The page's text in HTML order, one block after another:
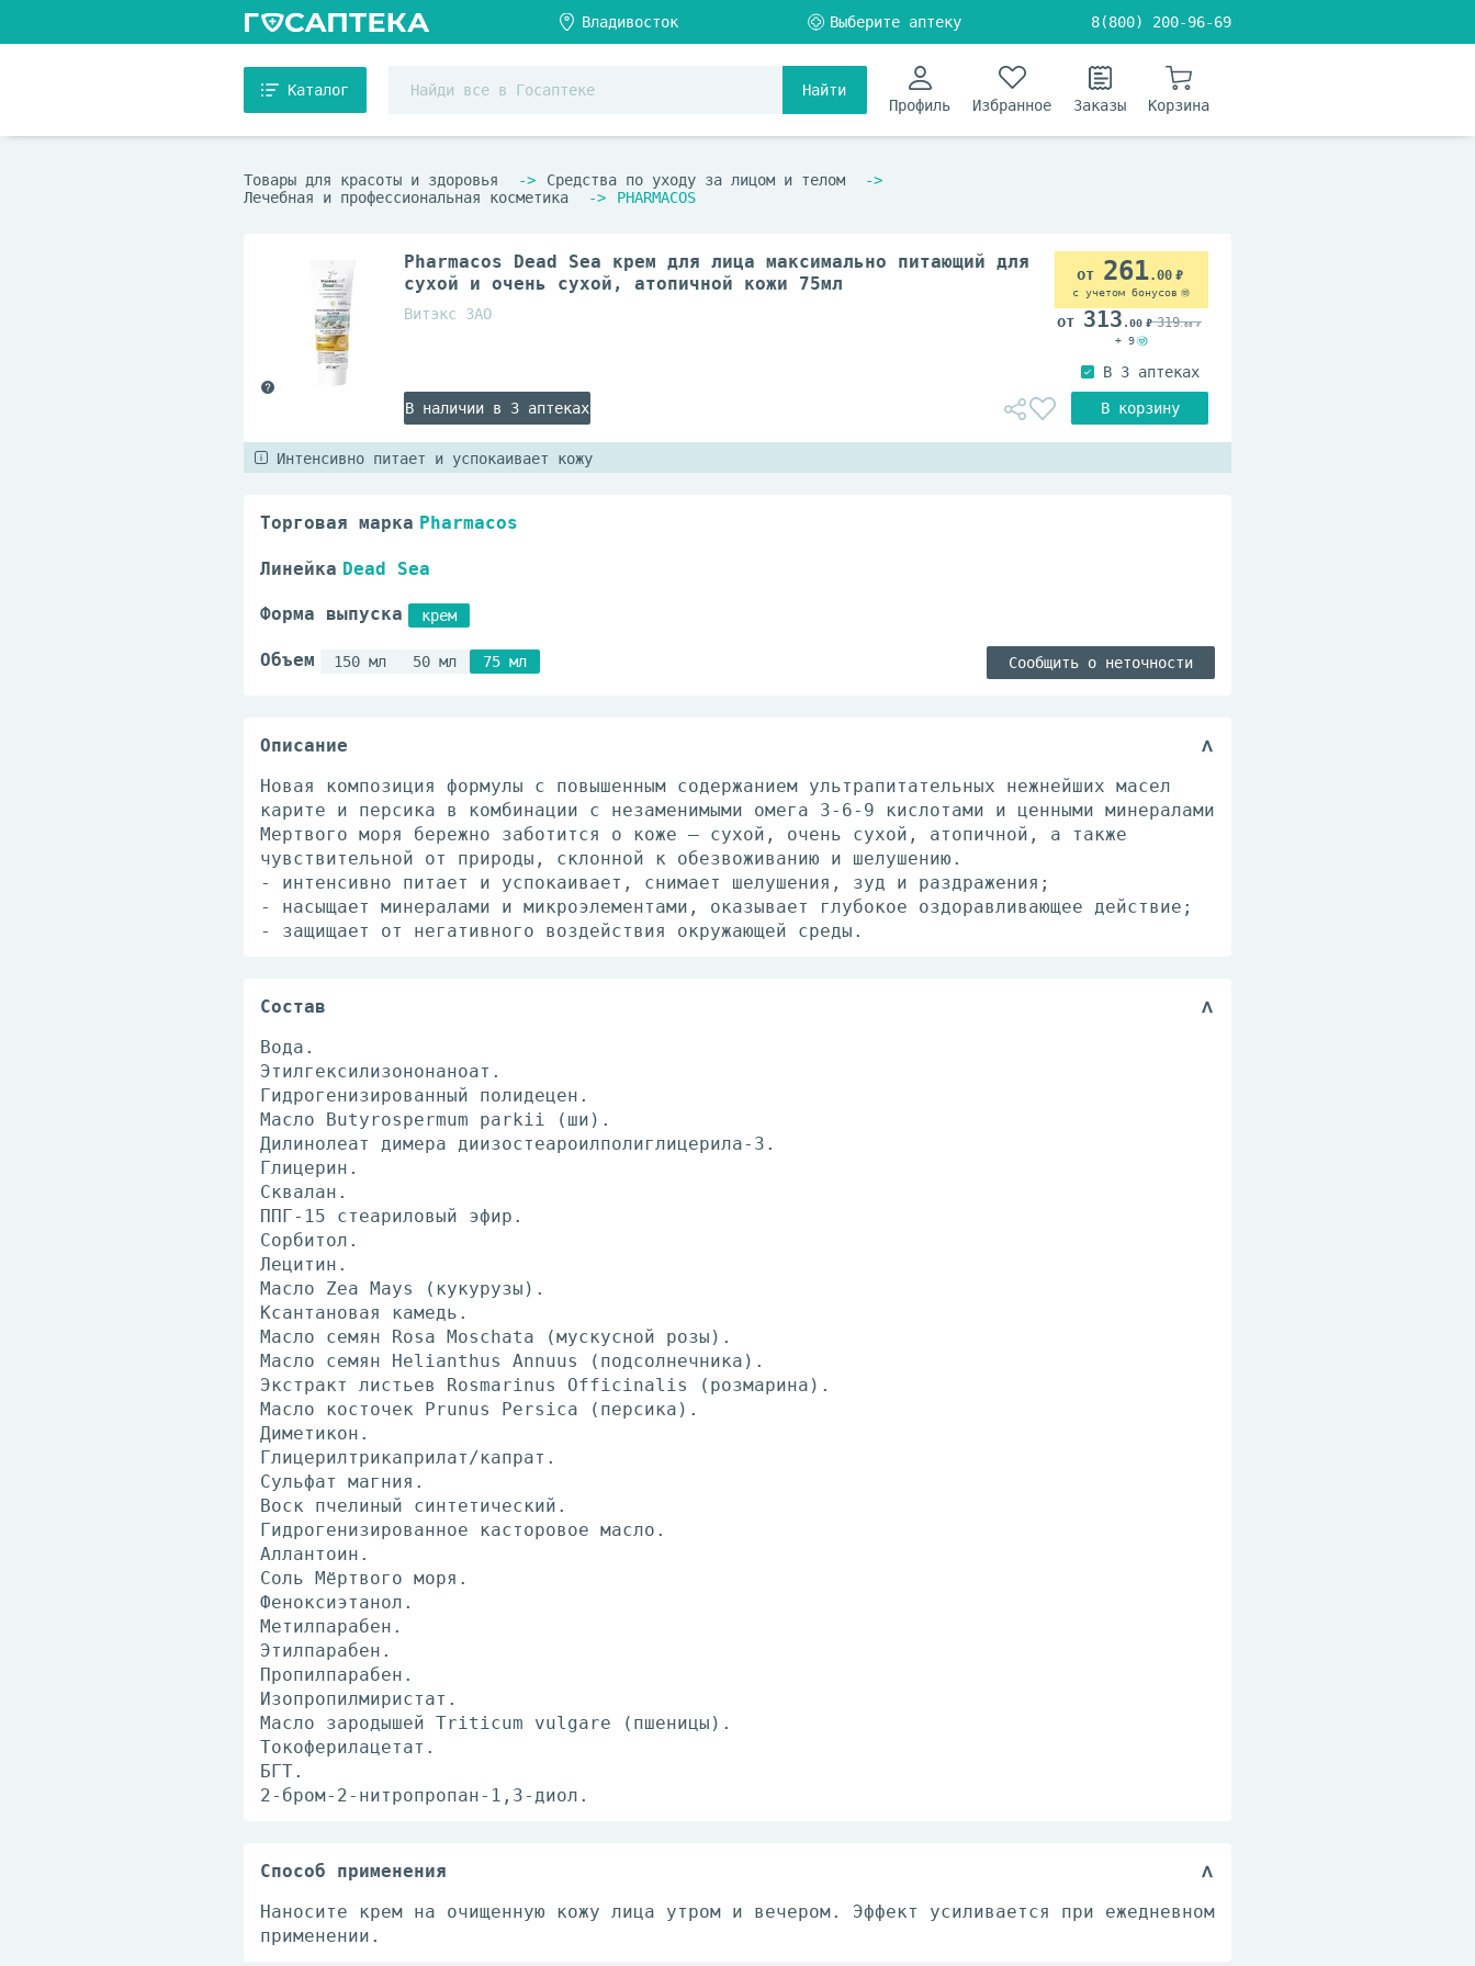
8(800) 200-96-69
Каталог
Найти
Профиль
Избранное Заказы Корзина
Товары для красоты и здоровья
Средства по уходу за лицом и телом
Лечебная и профессиональная косметика
PHARMACOS
Pharmacos Dead Sea крем для лица максимально питающий для
сухой и очень сухой, атопичной кожи 75мл
Витэкс ЗАО
В наличии в 3 аптеках
261.00
с учетом бонусов
313 .00 319.00
+ 9
Интенсивно питает и успокаивает кожу
Торговая марка Pharmacos
Линейка Dead Sea
Форма выпуска крем
Объем 150 мл 50 мл 75 мл Сообщить о неточности
Описание
Новая композиция формулы с повышенным содержанием ультрапитательных нежнейших масел
карите и персика в комбинации с незаменимыми омега 3-6-9 кислотами и ценными минералами
Мертвого моря бережно заботится о коже – сухой, очень сухой, атопичной, а также
чувствительной от природы, склонной к обезвоживанию и шелушению.
- интенсивно питает и успокаивает, снимает шелушения, зуд и раздражения;
- насыщает минералами и микроэлементами, оказывает глубокое оздоравливающее действие;
- защищает от негативного воздействия окружающей среды.
Состав
Вода.
Этилгексилизононаноат.
Гидрогенизированный полидецен.
Масло Butyrospermum parkii (ши).
Дилинолеат димера диизостеароилполиглицерила-3.
Глицерин.
Сквалан.
ППГ-15 стеариловый эфир.
Сорбитол.
Лецитин.
Масло Zea Mays (кукурузы).
Ксантановая камедь.
Масло семян Rosa Moschata (мускусной розы).
Масло семян Helianthus Annuus (подсолнечника).
Экстракт листьев Rosmarinus Officinalis (розмарина).
Масло косточек Prunus Persica (персика).
Диметикон.
Глицерилтрикаприлат/капрат.
Сульфат магния.
Воск пчелиный синтетический.
Гидрогенизированное касторовое масло.
Аллантоин.
Соль Мёртвого моря.
Феноксиэтанол.
Метилпарабен.
Этилпарабен.
Пропилпарабен.
Изопропилмиристат.
Масло зародышей Triticum vulgare (пшеницы).
Токоферилацетат.
БГТ.
2-бром-2-нитропропан-1,3-диол.
Способ применения
Наносите крем на очищенную кожу лица утром и вечером. Эффект усиливается при ежедневном
применении.